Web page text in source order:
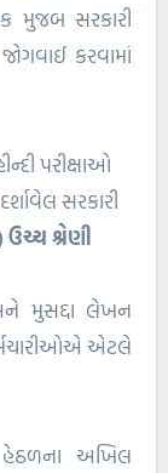
મુજબ સરકારી
કરવામાં
પરીક્ષાઓ
સરકારી
ઉચ્ચ શ્રેણી
મુસદ્દા લેખન
એટલે
હેઠળના અખિલ